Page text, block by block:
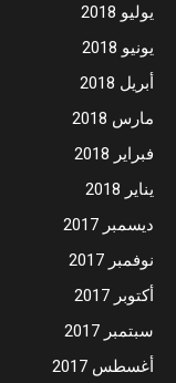
يوليو 2018
يونيو 2018
أبريل 2018
مارس 2018
فبراير 2018
يناير 2018
ديسمبر 2017
نوفمبر 2017
أكتوبر 2017
سبتمبر 2017
أغسطس 2017